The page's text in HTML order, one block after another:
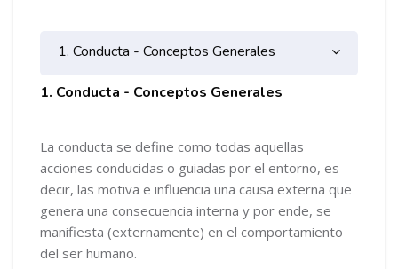
1. Conducta - Conceptos Generales
1. Conducta - Conceptos Generales
La conducta se define como todas aquellas
acciones conducidas o guiadas por el entorno, es
decir, las motiva e influencia una causa externa que
genera una consecuencia interna y por ende, se
manifiesta (externamente) en el comportamiento
del ser humano.